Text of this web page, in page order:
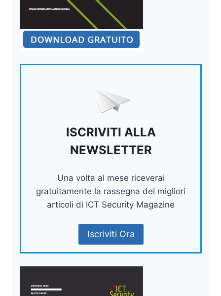
ISCRIVITI ALLA
NEWSLETTER
Una volta al mese riceverai
gratuitamente la rassegna dei migliori
articoli di ICT Security Magazine
Iscriviti Ora